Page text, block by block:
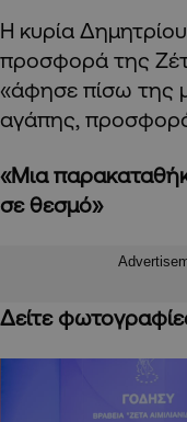
Η κυρία
προσφορά της
«άφησε πίσω της
αγάπης,
«Μια
σε θεσμό»
Δείτε